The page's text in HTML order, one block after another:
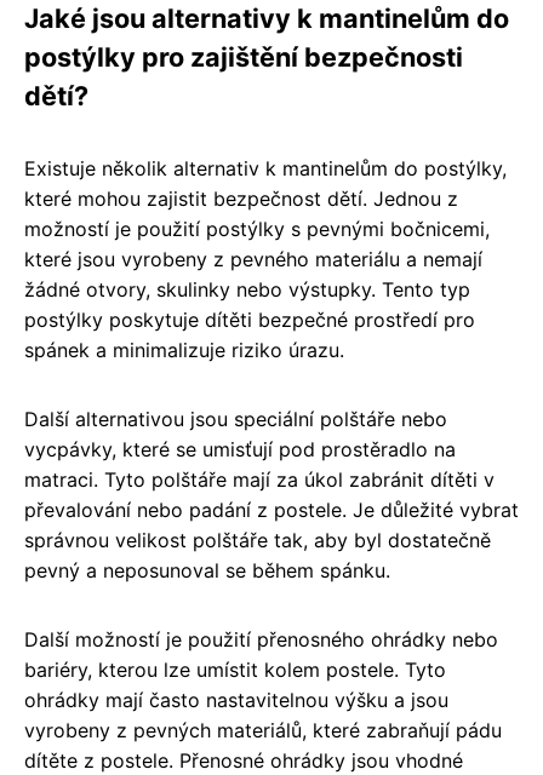
Jaké jsou alternativy k mantinelům do
postýlky pro zajištění bezpečnosti
dětí?
Existuje několik alternativ k mantinelům do postýlky,
které mohou zajistit bezpečnost dětí. Jednou z
možností je použití postýlky s pevnými bočnicemi,
které jsou vyrobeny z pevného materiálu a nemají
žádné otvory, skulinky nebo výstupky. Tento typ
postýlky poskytuje dítěti bezpečné prostředí pro
spánek a minimalizuje riziko úrazu.
Další alternativou jsou speciální polštáře nebo
vycpávky, které se umisťují pod prostěradlo na
matraci. Tyto polštáře mají za úkol zabránit dítěti v
převalování nebo padání z postele. Je důležité vybrat
správnou velikost polštáře tak, aby byl dostatečně
pevný a neposunoval se během spánku.
Další možností je použití přenosného ohrádky nebo
bariéry, kterou lze umístit kolem postele. Tyto
ohrádky mají často nastavitelnou výšku a jsou
vyrobeny z pevných materiálů, které zabraňují pádu
dítěte z postele. Přenosné ohrádky jsou vhodné